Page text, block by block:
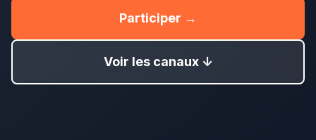
Participer →
Voir les canaux ↓